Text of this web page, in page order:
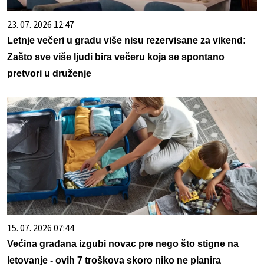
23. 07. 2026 12:47
Letnje večeri u gradu više nisu rezervisane za vikend:
Zašto sve više ljudi bira večeru koja se spontano
pretvori u druženje
15. 07. 2026 07:44
Većina građana izgubi novac pre nego što stigne na
letovanje - ovih 7 troškova skoro niko ne planira